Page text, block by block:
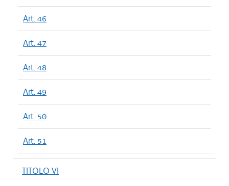
Art. 46
Art. 47
Art. 48
Art. 49
Art. 50
Art. 51
TITOLO VI